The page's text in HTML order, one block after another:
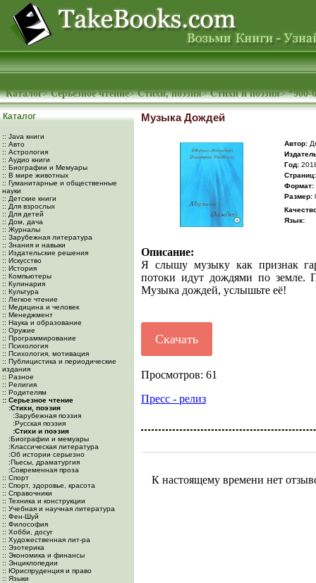
Каталог>Серьезное чтение>Cтихи, поэзия>Стихи и поэзия>*900-
Каталог
:: Java книги
:: Авто
:: Астрология
:: Аудио книги
:: Биографии и Мемуары
:: В мире животных
:: Гуманитарные и общественные
науки
:: Детские книги
:: Для взрослых
:: Для детей
:: Дом, дача
:: Журналы
:: Зарубежная литература
:: Знания и навыки
:: Издательские решения
:: Искусство
:: История
:: Компьютеры
:: Кулинария
:: Культура
:: Легкое чтение
:: Медицина и человек
:: Менеджмент
:: Наука и образование
:: Оружие
:: Программирование
:: Психология
:: Психология, мотивация
:: Публицистика и периодические
издания
:: Разное
:: Религия
:: Родителям
:: Серьезное чтение
:Cтихи, поэзия
:Зарубежная поэзия
:Русская поэзия
:Стихи и поэзия
:Биографии и мемуары
:Классическая литература
:Об истории серьезно
:Пьесы, драматургия
:Современная проза
:: Спорт
:: Спорт, здоровье, красота
:: Справочники
:: Техника и конструкции
:: Учебная и научная литература
:: Фен-Шуй
:: Философия
:: Хобби, досуг
:: Художественная лит-ра
:: Эзотерика
:: Экономика и финансы
:: Энциклопедии
:: Юриспруденция и право
:: Языки
Музыка Дождей
Автор:
Год:
Cтраниц:
Формат:
Размер:
Язык:
Описание:
Я слышу музыку как признак
потоки идут дождями по земле.
Музыка дождей, услышьте её!
Скачать
Просмотров: 61
Пресс - релиз
К настоящему времени нет